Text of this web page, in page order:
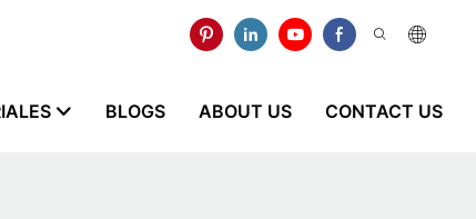
BLOGS ABOUT US CONTACT US